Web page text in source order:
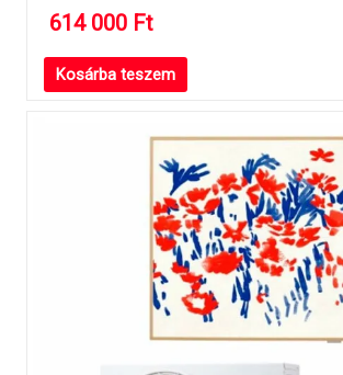
614 000 Ft
Kosárba teszem